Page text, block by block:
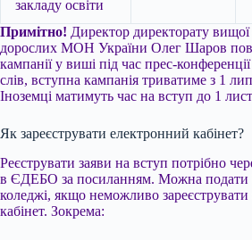
закладу освіти
Примітно! Директор директорату вищої
дорослих МОН України Олег Шаров
кампанії у виші під час прес-
слів, вступна кампанія триватиме з 1
Іноземці матимуть час на вступ до 1
Як зареєструвати електронний кабінет?
Реєструвати заяви на вступ потрібно
в ЄДЕБО за посиланням. Можна подати і
коледжі, якщо неможливо
кабінет. Зокрема: